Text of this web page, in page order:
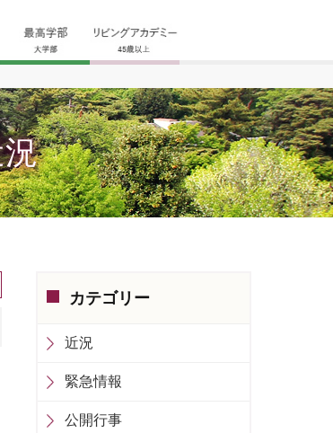
カテゴリー
近況
緊急情報
公開行事